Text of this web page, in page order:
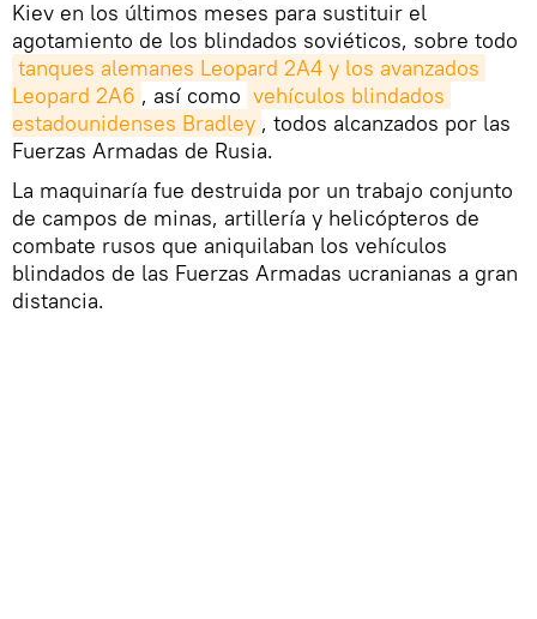
Kiev en los últimos meses para sustituir el
agotamiento de los blindados soviéticos, sobre todo
tanques alemanes Leopard 2A4 y los avanzados
Leopard 2A6 , así como vehículos blindados
estadounidenses Bradley , todos alcanzados por las
Fuerzas Armadas de Rusia.
La maquinaría fue destruida por un trabajo conjunto
de campos de minas, artillería y helicópteros de
combate rusos que aniquilaban los vehículos
blindados de las Fuerzas Armadas ucranianas a gran
distancia.